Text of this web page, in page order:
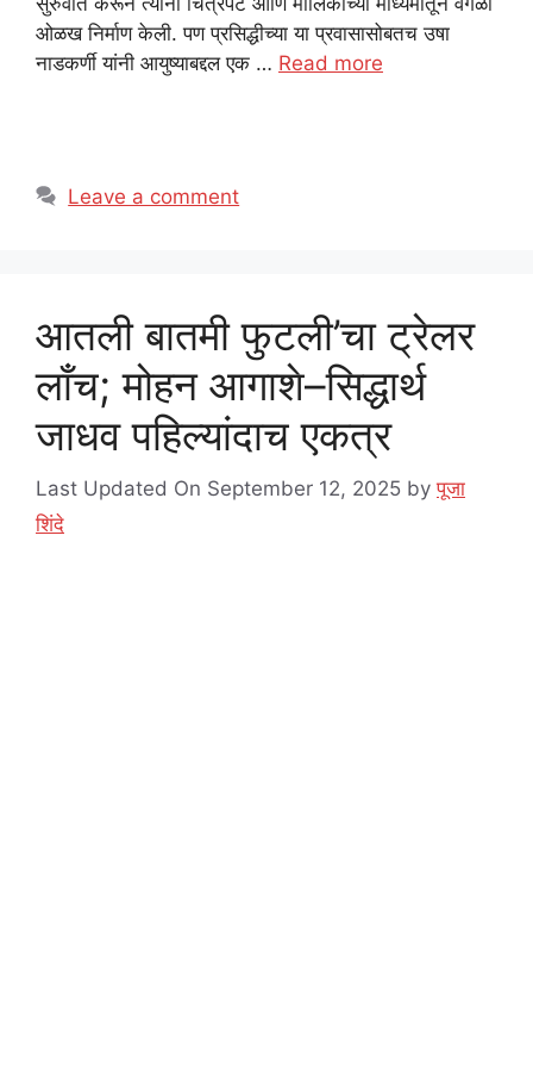
ओळख निर्माण केली. पण प्रसिद्धीच्या या प्रवासासोबतच उषा
नाडकर्णी यांनी आयुष्याबद्दल एक … Read more
Leave a comment
आतली बातमी फुटली’चा ट्रेलर
लाँच; मोहन आगाशे–सिद्धार्थ
जाधव पहिल्यांदाच एकत्र
Last Updated On September 12, 2025 byपूजा
शिंदे